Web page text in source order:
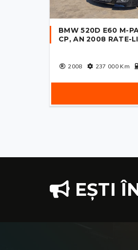
BMW 520D E60 M-
CP, AN 2008 RATE-
2008 237 000Km
EȘTI